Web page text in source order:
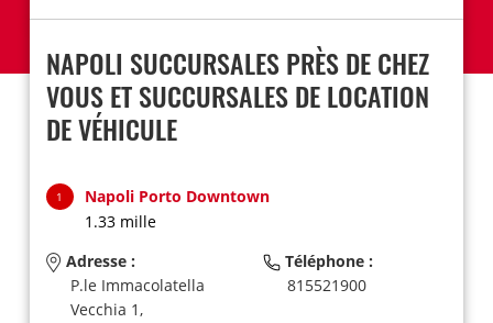
NAPOLI SUCCURSALES PRÈS DE CHEZ
VOUS ET SUCCURSALES DE LOCATION
DE VÉHICULE
1
Napoli Porto Downtown
1.33 mille
Adresse :
P.le Immacolatella
Vecchia 1,
Téléphone :
815521900